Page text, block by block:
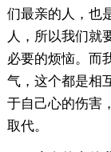
们最亲的人，也
人，所以我们就
必要的烦恼。而
气，这个都是相
于自己心的伤害
取代。